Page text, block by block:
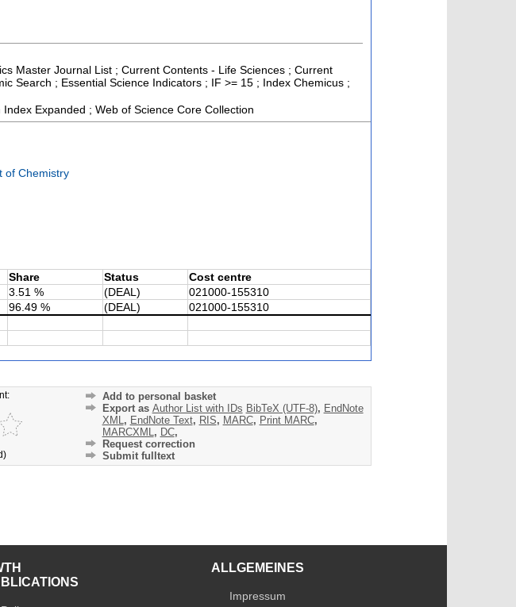
Master Journal List ; Current Contents - Life Sciences ; Current
Search ; Essential Science Indicators ; IF >= 15 ; Index Chemicus ;
Expanded ; Web of Science Core Collection
of Chemistry
Share Status
Cost centre
3.51 % (DEAL)
021000-155310
96.49 % (DEAL)
021000-155310
Add to personal basket
Export as Author List with IDs BibTeX (UTF-8), EndNote
XML , EndNote Text, RIS, MARC, Print MARC,
MARCXML , DC,
Request correction
Submit fulltext
ALLGEMEINES
Impressum